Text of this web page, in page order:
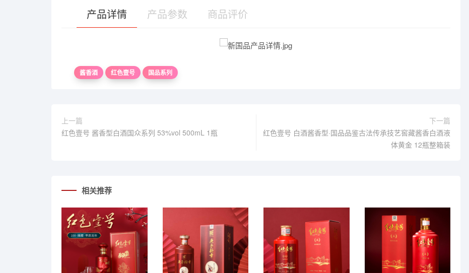
产品详情 产品参数 商品评价
酱香酒 红色壹号 国品系列
上一篇
红色壹号 酱香型白酒国众系列 53%vol 500mL 1瓶
下一篇
红色壹号 白酒酱香型·国品品鉴古法传承技艺窖藏酱香白酒液
体黄金 12瓶整箱装
相关推荐
立即购买
红色壹号 白酒酱香型·庚子新章生肖鼠
古法传承技艺窖藏酱香白酒液体黄金